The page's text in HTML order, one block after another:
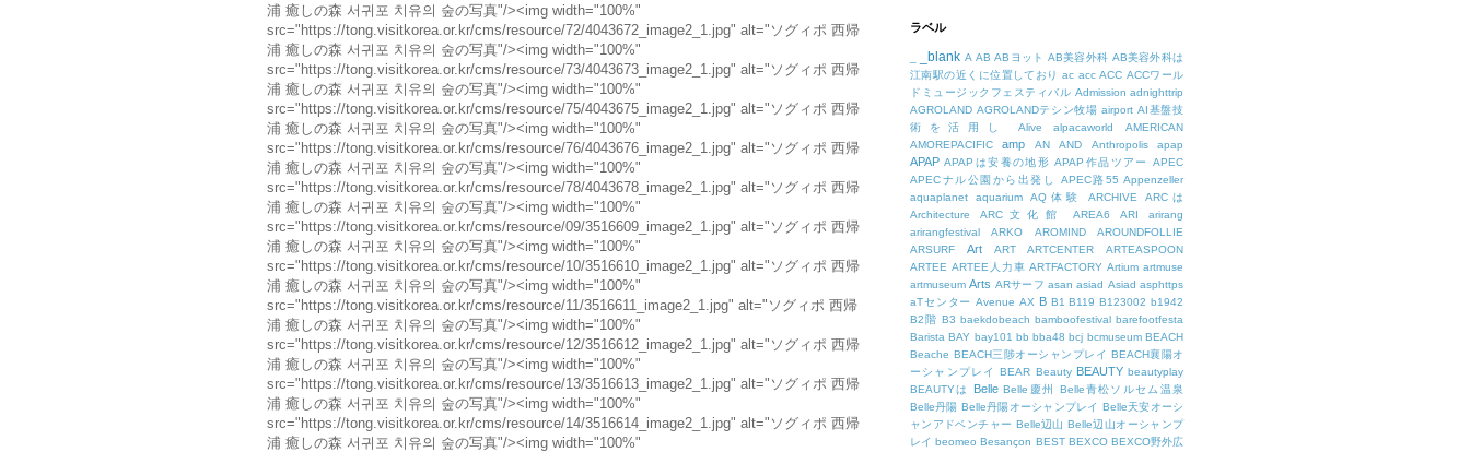
浦 癒しの森 서귀포 치유의 숲の写真"/><img width="100%"
src="https://tong.visitkorea.or.kr/cms/resource/72/4043672_image2_1.jpg" alt="ソグィポ 西帰
浦 癒しの森 서귀포 치유의 숲の写真"/><img width="100%"
src="https://tong.visitkorea.or.kr/cms/resource/73/4043673_image2_1.jpg" alt="ソグィポ 西帰
浦 癒しの森 서귀포 치유의 숲の写真"/><img width="100%"
src="https://tong.visitkorea.or.kr/cms/resource/75/4043675_image2_1.jpg" alt="ソグィポ 西帰
浦 癒しの森 서귀포 치유의 숲の写真"/><img width="100%"
src="https://tong.visitkorea.or.kr/cms/resource/76/4043676_image2_1.jpg" alt="ソグィポ 西帰
浦 癒しの森 서귀포 치유의 숲の写真"/><img width="100%"
src="https://tong.visitkorea.or.kr/cms/resource/78/4043678_image2_1.jpg" alt="ソグィポ 西帰
浦 癒しの森 서귀포 치유의 숲の写真"/><img width="100%"
src="https://tong.visitkorea.or.kr/cms/resource/09/3516609_image2_1.jpg" alt="ソグィポ 西帰
浦 癒しの森 서귀포 치유의 숲の写真"/><img width="100%"
src="https://tong.visitkorea.or.kr/cms/resource/10/3516610_image2_1.jpg" alt="ソグィポ 西帰
浦 癒しの森 서귀포 치유의 숲の写真"/><img width="100%"
src="https://tong.visitkorea.or.kr/cms/resource/11/3516611_image2_1.jpg" alt="ソグィポ 西帰
浦 癒しの森 서귀포 치유의 숲の写真"/><img width="100%"
src="https://tong.visitkorea.or.kr/cms/resource/12/3516612_image2_1.jpg" alt="ソグィポ 西帰
浦 癒しの森 서귀포 치유의 숲の写真"/><img width="100%"
src="https://tong.visitkorea.or.kr/cms/resource/13/3516613_image2_1.jpg" alt="ソグィポ 西帰
浦 癒しの森 서귀포 치유의 숲の写真"/><img width="100%"
src="https://tong.visitkorea.or.kr/cms/resource/14/3516614_image2_1.jpg" alt="ソグィポ 西帰
浦 癒しの森 서귀포 치유의 숲の写真"/><img width="100%"
ラベル
_blank A AB ABヨット AB美容外科 AB美容外科は
江南駅の近くに位置しており ac acc ACC ACCワール
ドミュージックフェスティバル Admission adnighttrip
AGROLAND AGROLANDテシン牧場 airport AI基盤技
術を活用し
Alive alpacaworld
AMERICAN
AMOREPACIFIC
amp AN AND Anthropolis apap
APAP APAPは安養の地形 APAP作品ツアー
APEC
APECナル公園から出発し
APEC路55 Appenzeller
aquaplanet
aquarium AQ体験 ARCHIVE
ARCは
Architecture
ARC文化館 AREA6 ARI
arirang
arirangfestival
ARKO AROMIND
AROUNDFOLLIE
ARSURF
Art ART ARTCENTER
ARTEASPOON
ARTEE ARTEE人力車 ARTFACTORY Artium artmuse
artmuseum Arts ARサーフ asan asiad Asiad asphttps
aTセンター Avenue AX B B1 B119 B123002 b1942
B2階 B3 baekdobeach bamboofestival barefootfesta
Barista BAY bay101 bb bba48 bcj bcmuseum BEACH
Beache BEACH三陟オーシャンプレイ BEACH襄陽オ
ーシャンプレイ
BEAR Beauty BEAUTY beautyplay
BEAUTYは
Belle Belle慶州
Belle青松ソルセム温泉
Belle丹陽 Belle丹陽オーシャンプレイ Belle天安オーシ
ャンアドベンチャー Belle辺山 Belle辺山オーシャンプ
レイ beomeo Besançon BEST BEXCO BEXCO野外広